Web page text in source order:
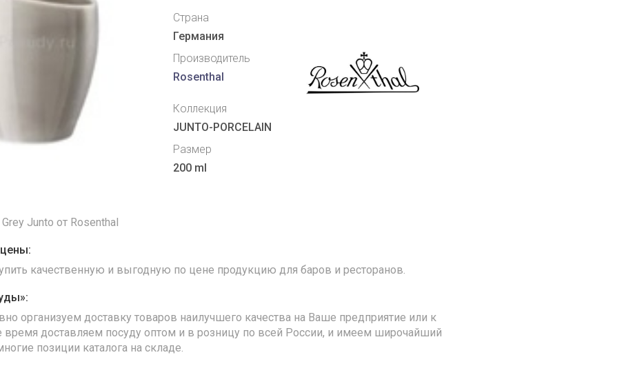
Страна
Германия
Производитель
Rosenthal
Коллекция
JUNTO-PORCELAIN
Размер
200 ml
Junto от Rosenthal
качественную и выгодную по цене продукцию для баров и ресторанов.
организуем доставку товаров наилучшего качества на Ваше предприятие или к
доставляем посуду оптом и в розницу по всей России, и имеем широчайший
позиции каталога на складе.